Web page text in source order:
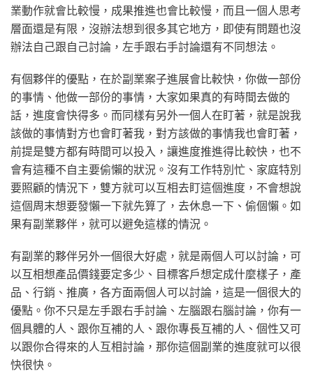
業動作就會比較慢，成果推進也會比較慢，而且一個人思考
層面還是有限，沒辦法想到很多其它地方，即使有問題也沒
辦法自己跟自己討論，左手跟右手討論還有不同想法。
有個夥伴的優點，在於副業案子進展會比較快，你做一部份
的事情、他做一部份的事情，大家如果真的有時間去做的
話，進度會快得多。而同樣有另外一個人在盯著，就是說我
該做的事情對方也會盯著我，對方該做的事情我也會盯著，
前提是雙方都有時間可以投入，讓進度推進得比較快，也不
會有這種不自主要偷懶的狀況。沒有工作特別忙、家庭特別
要照顧的情況下，雙方就可以互相去盯這個進度，不會想說
這個周末想要發懶一下就先算了，去休息一下、偷個懶。如
果有副業夥伴，就可以避免這樣的情況。
有副業的夥伴另外一個很大好處，就是兩個人可以討論，可
以互相想產品價錢要定多少、目標客戶想定成什麼樣子，產
品、行銷、推廣，各方面兩個人可以討論，這是一個很大的
優點。你不只是左手跟右手討論、左腦跟右腦討論，你有一
個具體的人、跟你互補的人、跟你專長互補的人、個性又可
以跟你合得來的人互相討論，那你這個副業的進度就可以很
快很快。